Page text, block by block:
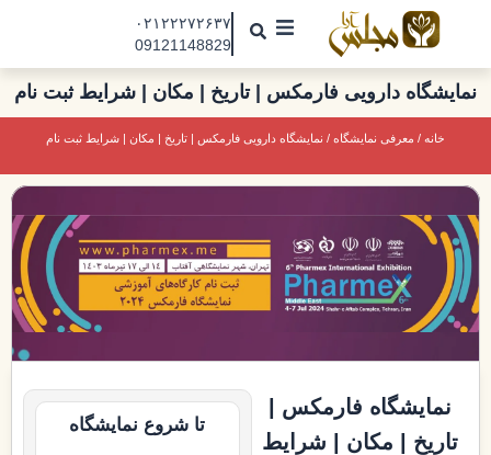
محتوا
مقالات
درباره ما
تماس با ما
جذب نیرو
۰۲۱۲۲۲۷۲۶۳۷
09121148829
نمایشگاه دارویی فارمکس | تاریخ | مکان | شرایط ثبت نام
خانه / معرفی نمایشگاه / نمایشگاه دارویی فارمکس | تاریخ | مکان | شرایط ثبت نام
نمایشگاه فارمکس |
تاریخ | مکان | شرایط
تا شروع نمایشگاه